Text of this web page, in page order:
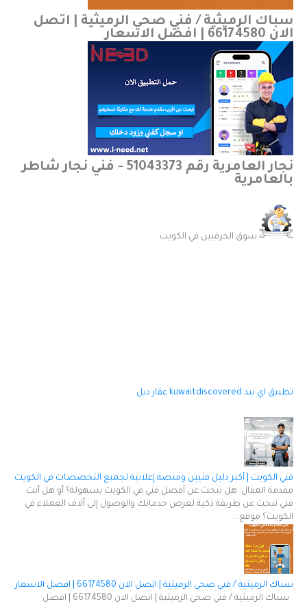
سباك الرميثية / فني صحي الرميثية | اتصل
الان 66174580 | افضل الاسعار
نجار العامرية رقم 51043373 - فني نجار شاطر
بالعامرية
سوق الحرفيين في الكويت
تطبيق اي نيد kuwaitdiscovered عقار ديل
فني الكويت | أكبر دليل فنيين ومنصة إعلانية لجميع التخصصات في الكويت
مقدمة المقال: هل تبحث عن أفضل فني في الكويت بسهولة؟ أو هل أنت
فني تبحث عن طريقة ذكية لعرض خدماتك والوصول إلى آلاف العملاء في
الكويت؟ موقع...
سباك الرميثية / فني صحي الرميثية | اتصل الان 66174580 | افضل الاسعار
سباك الرميثية / فني صحي الرميثية | اتصل الان 66174580 | افضل